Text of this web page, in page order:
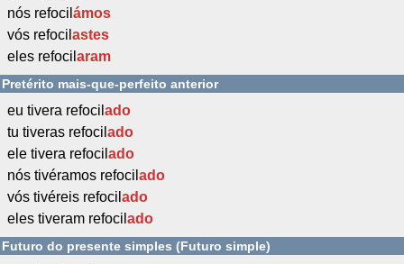
nós refocil ámos
vós refocil astes
eles refocil aram
Pretérito mais-que-perfeito anterior
eu tivera refocil ado
tu tiveras refocil ado
ele tivera refocil ado
nós tivéramos refocil ado
vós tivéreis refocil ado
eles tiveram refocil ado
Futuro do presente simples (Futuro simple)